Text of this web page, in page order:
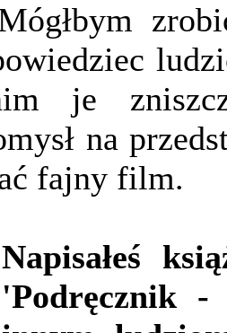
je
na
fajny film.
Napisałeś
'Podręcznik -